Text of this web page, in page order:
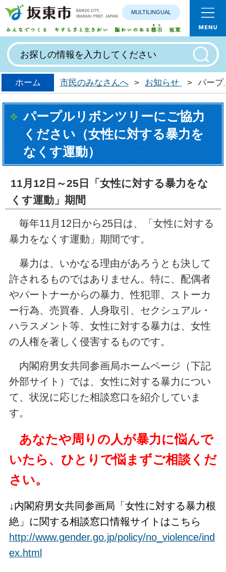
みんなで
MULTILINGUAL
ホーム 市民のみなさんへ > お知らせ > パープ
パープルリボンツリーにご協力
ください（女性に対する暴力を
なくす運動）
11月12日～25日「女性に対する暴力をな
くす運動」期間
毎年11月12日から25日は、「女性に対する
暴力をなくす運動」期間です。
暴力は、いかなる理由があろうとも決して
許されるものではありません。特に、配偶者
やパートナーからの暴力、性犯罪、ストーカ
ー行為、売買春、人身取引、セクシュアル・
ハラスメント等、女性に対する暴力は、女性
の人権を著しく侵害するものです。
内閣府男女共同参画局ホームページ（下記
外部サイト）では、女性に対する暴力につい
て、状況に応じた相談窓口を紹介していま
す。
あなたや周りの人が暴力に悩んで
いたら、ひとりで悩まずご相談くだ
さい。
↓内閣府男女共同参画局「女性に対する暴力根
絶」に関する相談窓口情報サイトはこちら
http://www.gender.go.jp/policy/no_violence/ind
ex.html